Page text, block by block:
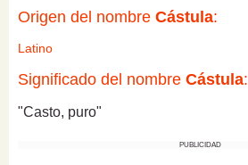
Origen del nombre Cástula:
Latino
Significado del nombre Cástula:
"Casto, puro"
PUBLICIDAD